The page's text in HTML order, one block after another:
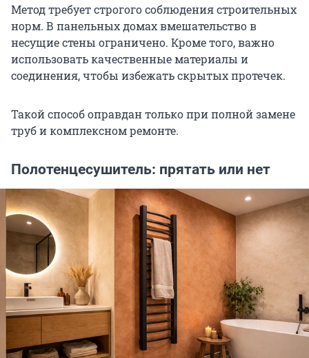
Метод требует строгого соблюдения строительных
норм. В панельных домах вмешательство в
несущие стены ограничено. Кроме того, важно
использовать качественные материалы и
соединения, чтобы избежать скрытых протечек.
Такой способ оправдан только при полной замене
труб и комплексном ремонте.
Полотенцесушитель: прятать или нет